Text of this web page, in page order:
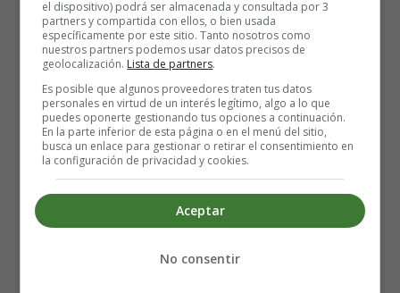
Mientras el médico se prepara para tratar o eliminar el
cáncer, es posible que necesites un tratamiento adicional
para los síntomas que el cáncer está causando.
El tumor puede ejercer presión sobre los órganos,
músculos, nervios y huesos cercanos. Cuanto más grande
es el cáncer, más intenso puede ser el dolor.
El dolor también puede ser el resultado del tratamiento.
La quimioterapia, la radiación y la cirugía pueden
el dispositivo) podrá ser almacenada y consultada por 3
partners y compartida con ellos, o bien usada
específicamente por este sitio. Tanto nosotros como
nuestros partners podemos usar datos precisos de
geolocalización. Lista de partners.
Es posible que algunos proveedores traten tus datos
personales en virtud de un interés legítimo, algo a lo que
puedes oponerte gestionando tus opciones a continuación.
En la parte inferior de esta página o en el menú del sitio,
busca un enlace para gestionar o retirar el consentimiento en
la configuración de privacidad y cookies.
Aceptar
No consentir